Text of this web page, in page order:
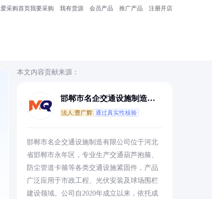
爱采购首页我要采购 我有货源 会员产品 推广产品 注册开店
本文内容贡献来源：
邯郸市名企交通设施制造有
法人:曹广辉 通过真实性核验
邯郸市名企交通设施制造有限公司位于河北
省邯郸市永年区，专业生产交通葫芦抱箍、
防尘管道卡箍等各类交通设施紧固件，产品
广泛应用于市政工程、光伏安装及球场围栏
建设领域。公司自2020年成立以来，依托成